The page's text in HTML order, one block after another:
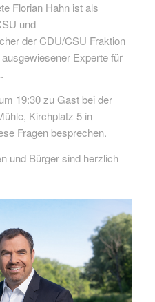
Florian Hahn ist als
und
der CDU/CSU Fraktion
Experte für
19:30 zu Gast bei der
Kirchplatz 5 in
Fragen besprechen.
und Bürger sind herzlich